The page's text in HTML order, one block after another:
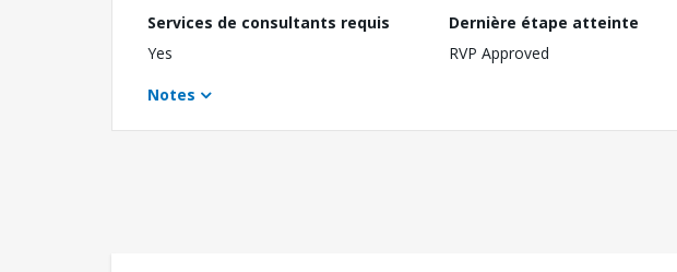
Services de consultants requis
Yes
Dernière étape atteinte
RVP Approved
Notes